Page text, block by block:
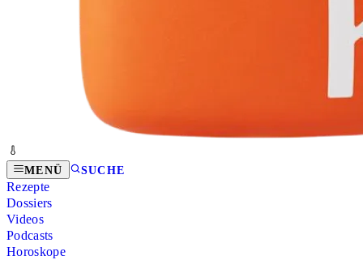
MENÜ SUCHE
Rezepte
Dossiers
Videos
Podcasts
Horoskope